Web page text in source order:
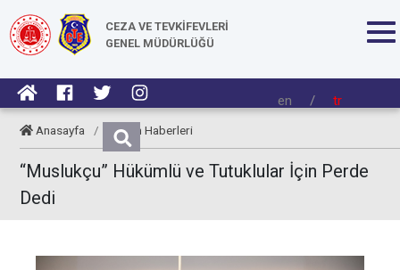
CEZA VE TEVKİFEVLERİ
GENEL MÜDÜRLÜĞÜ
en / tr
Anasayfa / Kurum Haberleri
“Muslukçu” Hükümlü ve Tutuklular İçin Perde
Dedi